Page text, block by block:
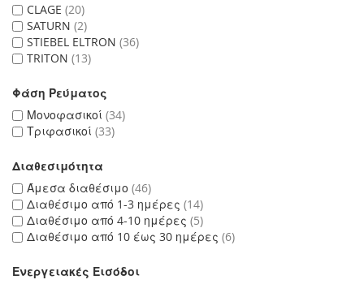
CLAGE 20
SATURN 2
STIEBEL ELTRON 36
TRITON 13
Φάση Ρεύματος
Μονοφασικοί 34
Τριφασικοί 33
Διαθεσιμότητα
Άμεσα διαθέσιμο 46
Διαθέσιμο από 1-3 ημέρες 14
Διαθέσιμο από 4-10 ημέρες 5
Διαθέσιμο από 10 έως 30 ημέρες 6
Ενεργειακές Εισόδοι